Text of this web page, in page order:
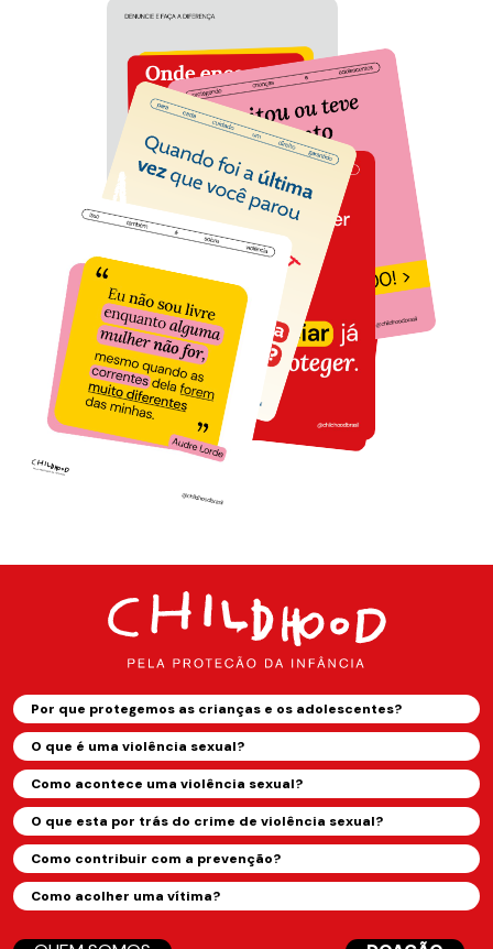
Por que protegemos as crianças e os adolescentes?
O que é uma violência sexual?
Como acontece uma violência sexual?
O que esta por trás do crime de violência sexual?
Como contribuir com a prevenção?
Como acolher uma vítima?